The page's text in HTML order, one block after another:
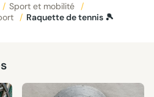
/ Sport et mobilité
/
/ Raquette de tennis 🎾